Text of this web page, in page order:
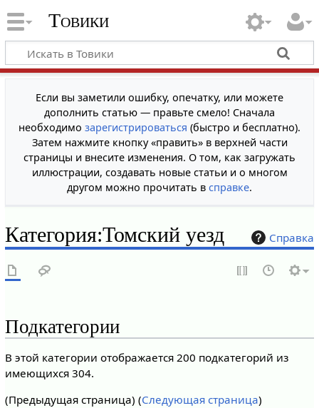
Товики
Если вы заметили ошибку, опечатку, или можете
дополнить статью — правьте смело! Сначала
необходимо зарегистрироваться (быстро и бесплатно).
Затем нажмите кнопку «править» в верхней части
страницы и внесите изменения. О том, как загружать
иллюстрации, создавать новые статьи и о многом
другом можно прочитать в справке.
Справка
Категория:Томский уезд
Подкатегории
В этой категории отображается 200 подкатегорий из
имеющихся 304.
(Предыдущая страница) (Следующая страница)